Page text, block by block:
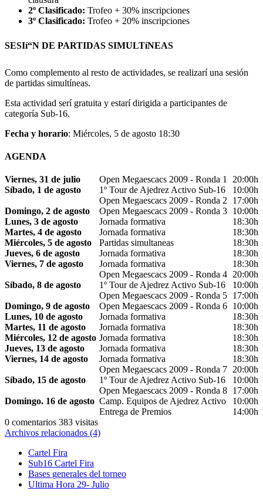
2º Clasificado: Trofeo + 30% inscripciones
3º Clasificado: Trofeo + 20% inscripciones
SESIí“N DE PARTIDAS SIMULTíNEAS
Como complemento al resto de actividades, se realizarí una sesión
de partidas simultíneas.
Esta actividad serí gratuita y estarí dirigida a participantes de
categorí­a Sub-16.
Fecha y horario: Miércoles, 5 de agosto 18:30
AGENDA
Viernes, 31 de julio Open Megaescacs 2009 - Ronda 1
20:00h
Síbado, 1 de agosto
1º Tour de Ajedrez Activo Sub-16
10:00h
Open Megaescacs 2009 - Ronda 2
17:00h
Domingo, 2 de agosto
Open Megaescacs 2009 - Ronda 3 10:00h
Lunes, 3 de agosto
Jornada formativa
18:30h
Martes, 4 de agosto
Jornada formativa
18:30h
Miércoles, 5 de agosto
Partidas simultaneas
18:30h
Jueves, 6 de agosto
Jornada formativa
18:30h
Viernes, 7 de agosto
Jornada formativa
18:30h
Open Megaescacs 2009 - Ronda 4 20:00h
Síbado, 8 de agosto
1º Tour de Ajedrez Activo Sub-16
10:00h
Open Megaescacs 2009 - Ronda 5 17:00h
Domingo, 9 de agosto
Open Megaescacs 2009 - Ronda 6 10:00h
Lunes, 10 de agosto
Jornada formativa
18:30h
Martes, 11 de agosto
Jornada formativa
18:30h
Miércoles, 12 de agosto Jornada formativa
18:30h
Jueves, 13 de agosto
Jornada formativa
18:30h
Viernes, 14 de agosto
Jornada formativa
18:30h
Open Megaescacs 2009 - Ronda 7 20:00h
Síbado, 15 de agosto
1º Tour de Ajedrez Activo Sub-16
10:00h
Open Megaescacs 2009 - Ronda 8 17:00h
Domingo. 16 de agosto Camp. Equipos de Ajedrez Activo
10:00h
Entrega de Premios
14:00h
0 comentarios 383 visitas
Archivos relacionados (4)
Cartel Fira
Sub16 Cartel Fira
Bases generales del torneo
Ultima Hora 29- Julio